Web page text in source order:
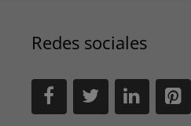
Redes sociales